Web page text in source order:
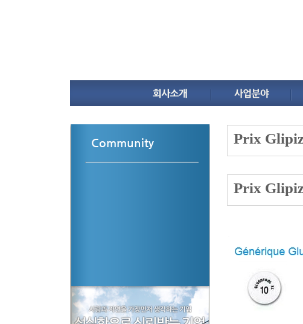
Community Prix
Prix